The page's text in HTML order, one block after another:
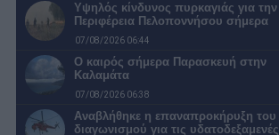
Υψηλός κίνδυνος πυρκαγιάς για την
Περιφέρεια Πελοποννήσου σήμερα
07/08/2026 06:44
Ο καιρός σήμερα Παρασκευή στην
Καλαμάτα
07/08/2026 06:38
Αναβλήθηκε η επαναπροκήρυξη του
διαγωνισμού για τις υδατοδεξαμενές